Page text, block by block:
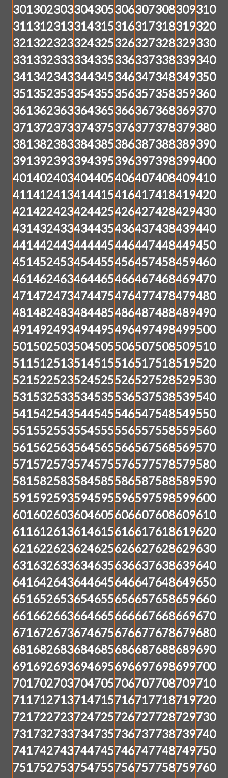
301302303304305306307308309310
311312313314315316317318319320
321322323324325326327328329330
331332333334335336337338339340
341342343344345346347348349350
351352353354355356357358359360
361362363364365366367368369370
371372373374375376377378379380
381382383384385386387388389390
391392393394395396397398399400
401402403404405406407408409410
411412413414415416417418419420
421422423424425426427428429430
431432433434435436437438439440
441442443444445446447448449450
451452453454455456457458459460
461462463464465466467468469470
471472473474475476477478479480
481482483484485486487488489490
491492493494495496497498499500
501502503504505506507508509510
511512513514515516517518519520
521522523524525526527528529530
531532533534535536537538539540
541542543544545546547548549550
551552553554555556557558559560
561562563564565566567568569570
571572573574575576577578579580
581582583584585586587588589590
591592593594595596597598599600
601602603604605606607608609610
611612613614615616617618619620
621622623624625626627628629630
631632633634635636637638639640
641642643644645646647648649650
651652653654655656657658659660
661662663664665666667668669670
671672673674675676677678679680
681682683684685686687688689690
691692693694695696697698699700
701702703704705706707708709710
711712713714715716717718719720
721722723724725726727728729730
731732733734735736737738739740
741742743744745746747748749750
751752753754755756757758759760